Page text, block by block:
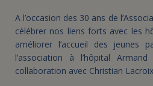
A l’occasion des 30 ans de
célébrer nos liens forts avec les
améliorer l’accueil des jeunes
l’association à l’hôpital
collaboration avec Christian